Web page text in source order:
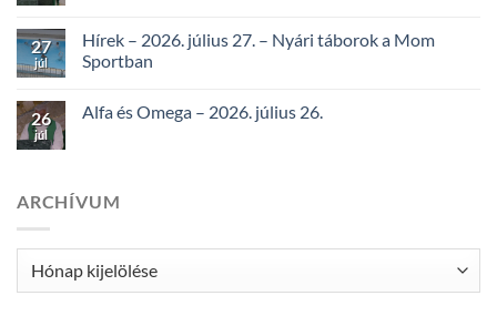
27
júl
Hírek – 2026. július 27. – Nyári táborok a Mom
Sportban
26
júl
Alfa és Omega – 2026. július 26.
ARCHÍVUM
Archívum